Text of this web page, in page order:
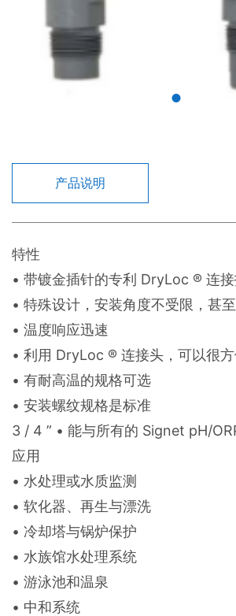
产品说明
特性
• 带镀金插针的专利 DryLoc ® 连
• 特殊设计，安装角度不受限，甚
• 温度响应迅速
• 利用 DryLoc ® 连接头，可以很
• 有耐高温的规格可选
• 安装螺纹规格是标准
3 / 4 ” • 能与所有的 Signet pH/
应用
• 水处理或水质监测
• 软化器、再生与漂洗
• 冷却塔与锅炉保护
• 水族馆水处理系统
• 游泳池和温泉
• 中和系统